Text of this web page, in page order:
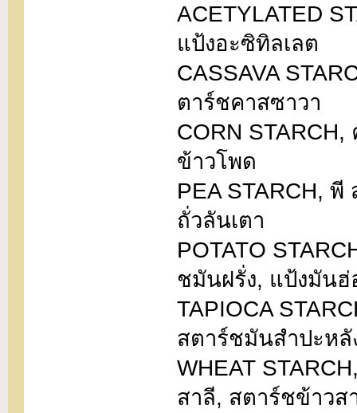
ACETYLATED
แป้งอะซิทิลเลต
CASSAVA
ตาร์ชคาสซาวา
CORN
ข้าวโพด
PEA STARCH,
ถั่วลันเตา
POTATO
ชมันฝรั่ง, แป้งมันฮ่
TAPIOCA
สตาร์ชมันสำปะหลั
WHEAT
สาลี, สตาร์ชข้าวส